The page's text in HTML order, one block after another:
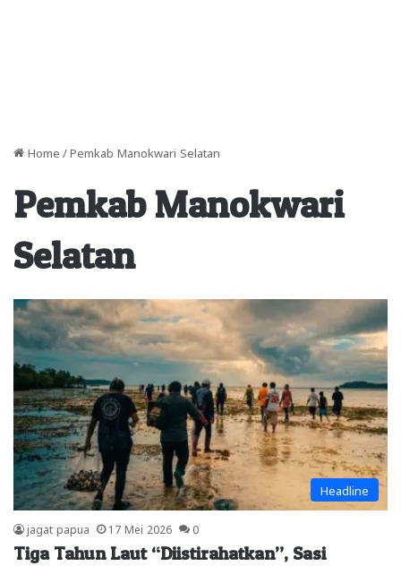
Home / Pemkab Manokwari Selatan
Pemkab Manokwari
Selatan
Headline
jagat papua 17 Mei 2026 0
Tiga Tahun Laut “Diistirahatkan”, Sasi